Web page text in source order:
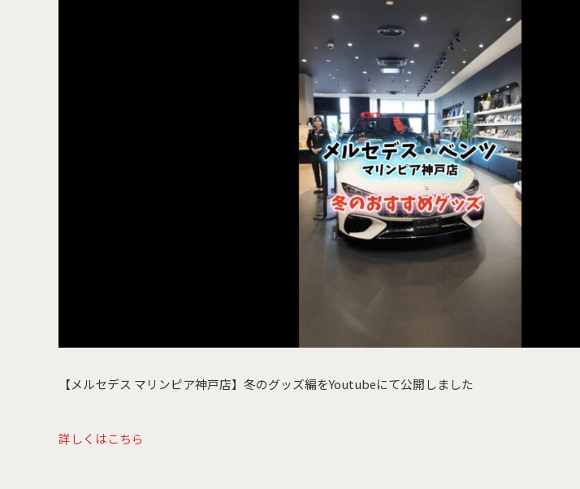
【メルセデス マリンピア神戸店】冬のグッズ編をYoutubeにて公開しました
詳しくはこちら